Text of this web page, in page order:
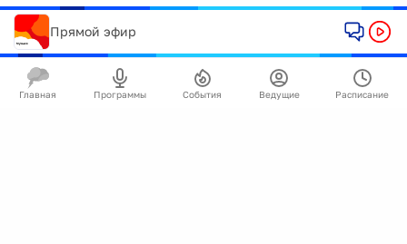
Прямой эфир
Главная Программы События Ведущие Расписание